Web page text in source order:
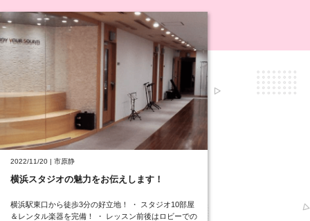
2022/11/20 | 市原静
横浜スタジオの魅力をお伝えします！
横浜駅東口から徒歩3分の好立地！ ・ スタジオ10部屋
＆レンタル楽器を完備！ ・ レッスン前後はロビーでの